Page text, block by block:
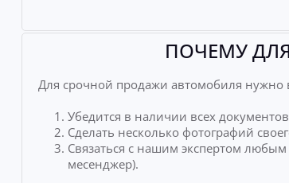
ПОЧЕМУ
Для срочной продажи автомобиля нужно
Убедится в наличии всех
Сделать несколько фотографий
Связаться с нашим экспертом
месенджер).